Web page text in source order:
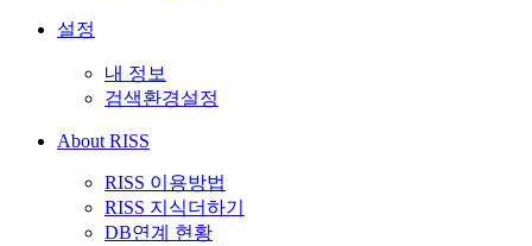
설정
내 정보
검색환경설정
About RISS
RISS 이용방법
RISS 지식더하기
DB연계 현황